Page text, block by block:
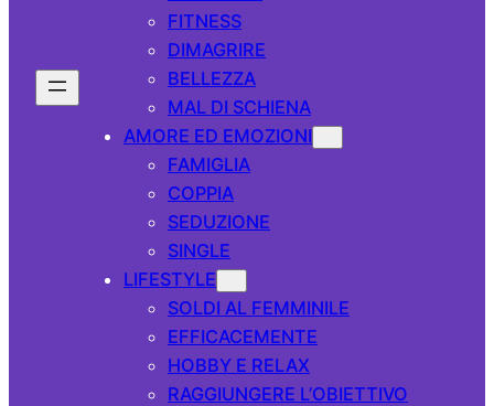
FITNESS
DIMAGRIRE
BELLEZZA
MAL DI SCHIENA
AMORE ED EMOZIONI
FAMIGLIA
COPPIA
SEDUZIONE
SINGLE
LIFESTYLE
SOLDI AL FEMMINILE
EFFICACEMENTE
HOBBY E RELAX
RAGGIUNGERE L’OBIETTIVO